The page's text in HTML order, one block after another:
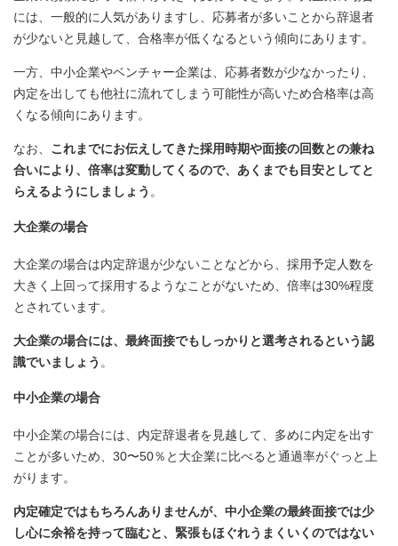
には、一般的に人気がありますし、応募者が多いことから辞退者
が少ないと見越して、合格率が低くなるという傾向にあります。
一方、中小企業やベンチャー企業は、応募者数が少なかったり、
内定を出しても他社に流れてしまう可能性が高いため合格率は高
くなる傾向にあります。
なお、 これまでにお伝えしてきた採用時期や面接の回数との兼ね
合いにより、倍率は変動してくるので、あくまでも目安としてと
らえるようにしましょう 。
大企業の場合
大企業の場合は内定辞退が少ないことなどから、採用予定人数を
大きく上回って採用するようなことがないため、倍率は30%程度
とされています。
大企業の場合には、最終面接でもしっかりと選考されるという認
識でいましょう 。
中小企業の場合
中小企業の場合には、内定辞退者を見越して、多めに内定を出す
ことが多いため、30〜50％と大企業に比べると通過率がぐっと上
がります。
内定確定ではもちろんありませんが、中小企業の最終面接では少
し心に余裕を持って臨むと、緊張もほぐれうまくいくのではない